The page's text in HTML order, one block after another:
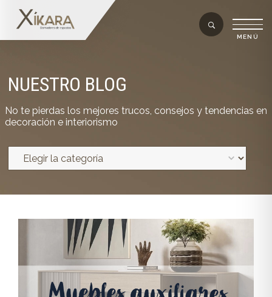
NUESTRO BLOG
No te pierdas los mejores trucos, consejos y tendencias en
decoración e interiorismo